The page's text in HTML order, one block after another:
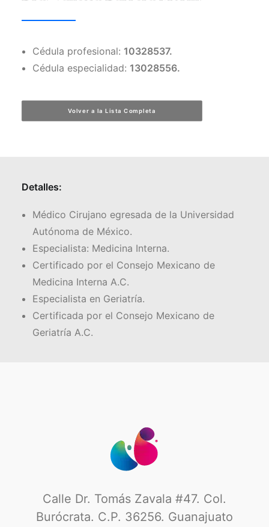
Instagram
Formulario de Contacto
Cédula profesional: 10328537.
Cédula especialidad: 13028556.
Volver a la Lista Completa
Detalles:
Médico Cirujano egresada de la Universidad
Autónoma de México.
Especialista: Medicina Interna.
Certificado por el Consejo Mexicano de
Medicina Interna A.C.
Especialista en Geriatría.
Certificada por el Consejo Mexicano de
Geriatría A.C.
Calle Dr. Tomás Zavala #47. Col.
Burócrata. C.P. 36256. Guanajuato